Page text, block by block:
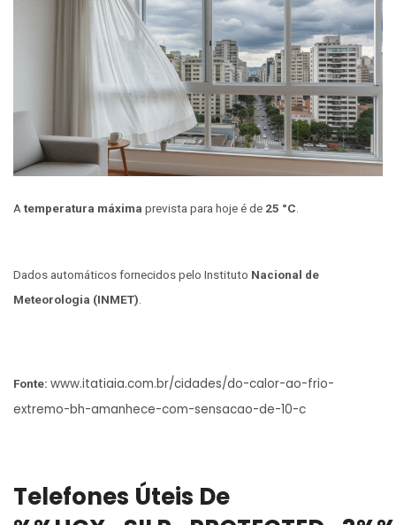
A temperatura máxima prevista para hoje é de 25 °C
Dados automáticos fornecidos pelo Instituto Nacional de
Meteorologia (INMET).
Fonte: www.itatiaia.com.br/cidades/do-calor-ao-frio-
extremo-bh-amanhece-com-sensacao-de-10-c
Telefones Úteis De